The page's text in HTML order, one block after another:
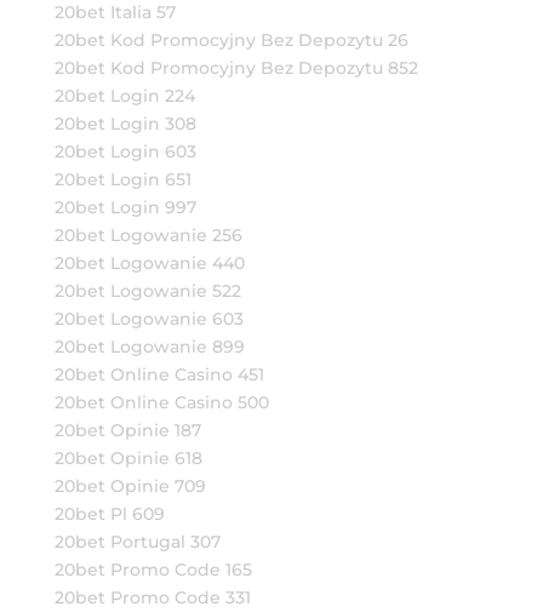
20bet Italia 57
20bet Kod Promocyjny Bez Depozytu 26
20bet Kod Promocyjny Bez Depozytu 852
20bet Login 224
20bet Login 308
20bet Login 603
20bet Login 651
20bet Login 997
20bet Logowanie 256
20bet Logowanie 440
20bet Logowanie 522
20bet Logowanie 603
20bet Logowanie 899
20bet Online Casino 451
20bet Online Casino 500
20bet Opinie 187
20bet Opinie 618
20bet Opinie 709
20bet Pl 609
20bet Portugal 307
20bet Promo Code 165
20bet Promo Code 331